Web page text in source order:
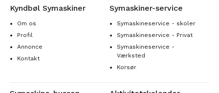
Kyndbøl Symaskiner
Om os
Profil
Annonce
Kontakt
Symaskiner-service
Symaskineservice - skoler
Symaskineservice - Privat
Symaskineservice -
Værksted
Korsør